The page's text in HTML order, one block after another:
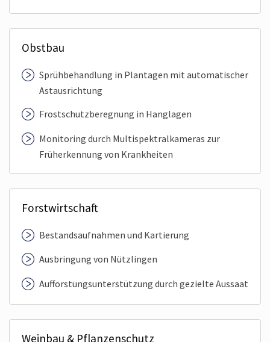
Obstbau
Sprühbehandlung in Plantagen mit automatischer
Astausrichtung
Frost­schutzberegnung in Hanglagen
Monitoring durch Multispektral­kameras zur
Früherkennung von Krankheiten
Forstwirtschaft
Bestands­aufnahmen und Kartierung
Ausbringung von Nützlingen
Aufforstungs­unterstützung durch gezielte Aussaat
Weinbau & Pflanzenschutz